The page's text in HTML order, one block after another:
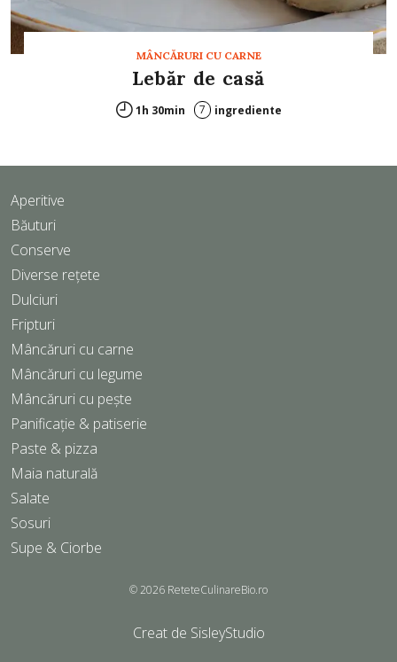
MÂNCĂRURI CU CARNE
Lebăr de casă
1h 30min 7 ingrediente
Aperitive
Băuturi
Conserve
Diverse rețete
Dulciuri
Fripturi
Mâncăruri cu carne
Mâncăruri cu legume
Mâncăruri cu pește
Panificație & patiserie
Paste & pizza
Maia naturală
Salate
Sosuri
Supe & Ciorbe
© 2026 ReteteCulinareBio.ro
Creat de SisleyStudio